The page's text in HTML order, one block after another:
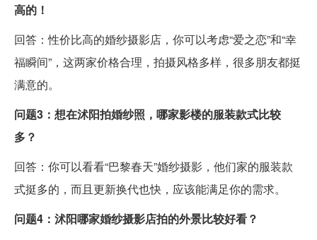
高的！
回答：性价比高的婚纱摄影店，你可以考虑“爱之恋”和“幸
福瞬间”，这两家价格合理，拍摄风格多样，很多朋友都挺
满意的。
问题3：想在沭阳拍婚纱照，哪家影楼的服装款式比较
多？
回答：你可以看看“巴黎春天”婚纱摄影，他们家的服装款
式挺多的，而且更新换代也快，应该能满足你的需求。
问题4：沭阳哪家婚纱摄影店拍的外景比较好看？